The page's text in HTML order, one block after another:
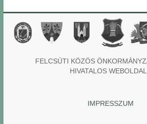
FELCSÚTI KÖZÖS
HIVATALOS
IMPRESSZUM